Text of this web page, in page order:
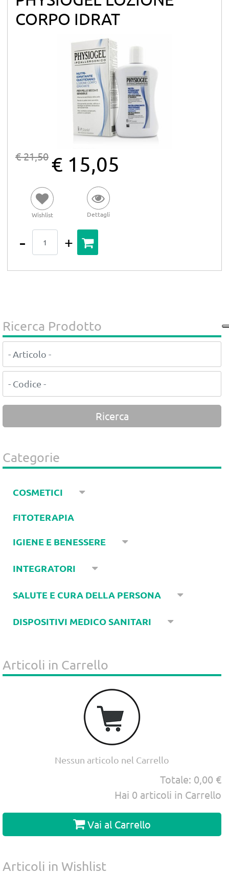
CORPO IDRAT
€ 21,50 € 15,05
Wishlist Dettagli
Ricerca Prodotto
Categorie
COSMETICI
FITOTERAPIA
IGIENE E BENESSERE
INTEGRATORI
SALUTE E CURA DELLA PERSONA
DISPOSITIVI MEDICO SANITARI
Articoli in Carrello
Nessun articolo nel Carrello
Hai 0 articoli in Carrello
Totale: 0,00 €
Vai al Carrello
Articoli in Wishlist